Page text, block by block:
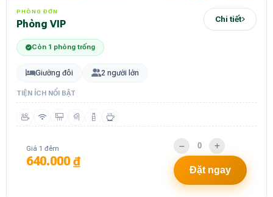
PHÒNG ĐƠN
phòng VIP Chi tiết
Còn 1 phòng trống
Giường đôi 2 người lớn
TIỆN ÍCH NỔI BẬT
Giá 1 đêm
640.000 ₫
Đặt ngay